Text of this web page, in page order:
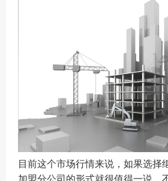
目前这个市场行情来说，如果选择